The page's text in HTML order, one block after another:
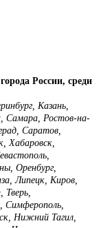
России, среди
Казань,
Самара, Ростов-на-
Саратов,
Хабаровск,
Оренбург,
Липецк, Киров,
Симферополь,
Нижний Тагил,